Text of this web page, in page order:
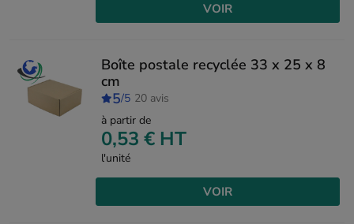
VOIR
Boîte postale recyclée 33 x 25 x 8
cm
5/5 20 avis
à partir de
0,53 € HT
l'unité
VOIR